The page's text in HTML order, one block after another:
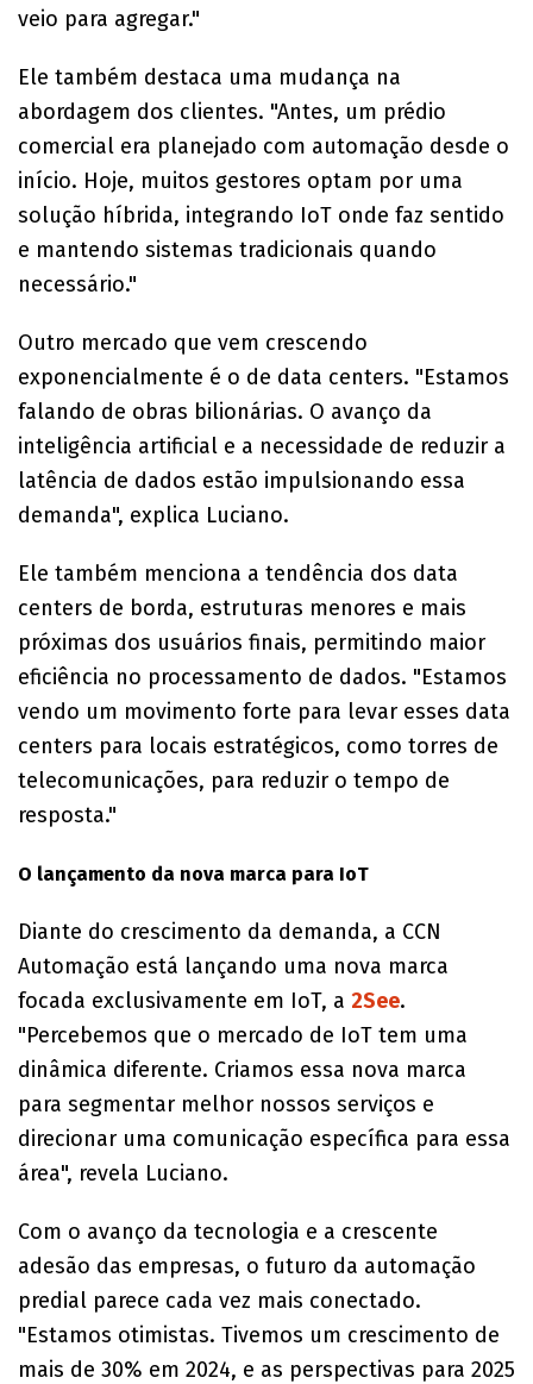
veio para agregar."
Ele também destaca uma mudança na
abordagem dos clientes. "Antes, um prédio
comercial era planejado com automação desde o
início. Hoje, muitos gestores optam por uma
solução híbrida, integrando IoT onde faz sentido
e mantendo sistemas tradicionais quando
necessário."
Outro mercado que vem crescendo
exponencialmente é o de data centers. "Estamos
falando de obras bilionárias. O avanço da
inteligência artificial e a necessidade de reduzir a
latência de dados estão impulsionando essa
demanda", explica Luciano.
Ele também menciona a tendência dos data
centers de borda, estruturas menores e mais
próximas dos usuários finais, permitindo maior
eficiência no processamento de dados. "Estamos
vendo um movimento forte para levar esses data
centers para locais estratégicos, como torres de
telecomunicações, para reduzir o tempo de
resposta."
O lançamento da nova marca para IoT
Diante do crescimento da demanda, a CCN
Automação está lançando uma nova marca
focada exclusivamente em IoT, a 2See.
"Percebemos que o mercado de IoT tem uma
dinâmica diferente. Criamos essa nova marca
para segmentar melhor nossos serviços e
direcionar uma comunicação específica para essa
área", revela Luciano.
Com o avanço da tecnologia e a crescente
adesão das empresas, o futuro da automação
predial parece cada vez mais conectado.
"Estamos otimistas. Tivemos um crescimento de
mais de 30% em 2024, e as perspectivas para 2025